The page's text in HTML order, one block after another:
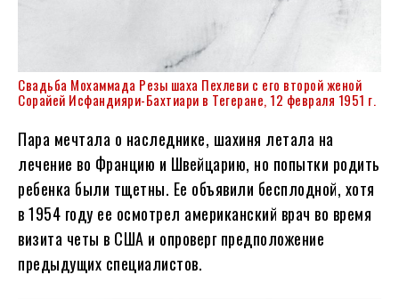
Свадьба Мохаммада Резы шаха Пехлеви с его второй женой
Сорайей Исфандияри-Бахтиари в Тегеране, 12 февраля 1951 г.
Пара мечтала о наследнике, шахиня летала на
лечение во Францию и Швейцарию, но попытки родить
ребенка были тщетны. Ее объявили бесплодной, хотя
в 1954 году ее осмотрел американский врач во время
визита четы в США и опроверг предположение
предыдущих специалистов.